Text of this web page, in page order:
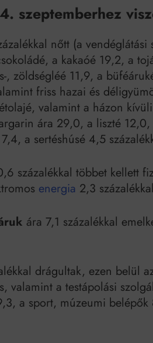
szeptemberhez
nőtt (a
a kakaóé 19,2, a
, zöldségléé 11,9, a
friss hazai és
valamint a házon
ára 29,0, a liszté
a sertéshúsé 4,5
százalékkal többet kellett
energia 2,3
ára 7,1 százalékkal
drágultak, ezen belül
valamint a testápolási
a sport, múzeumi belépők